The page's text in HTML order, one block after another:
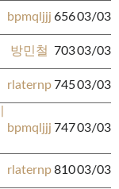
bpmqljjj 65603/03
방민철 70303/03
rlaternp74503/03
bpmqljjj 74703/03
rlaternp81003/03